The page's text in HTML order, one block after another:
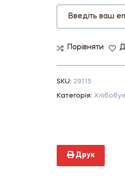
Порівняти
SKU: 29115
Категорія:
Друк